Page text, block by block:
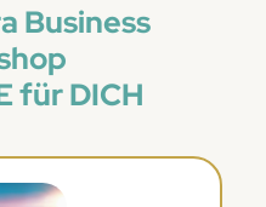
Business
für DICH